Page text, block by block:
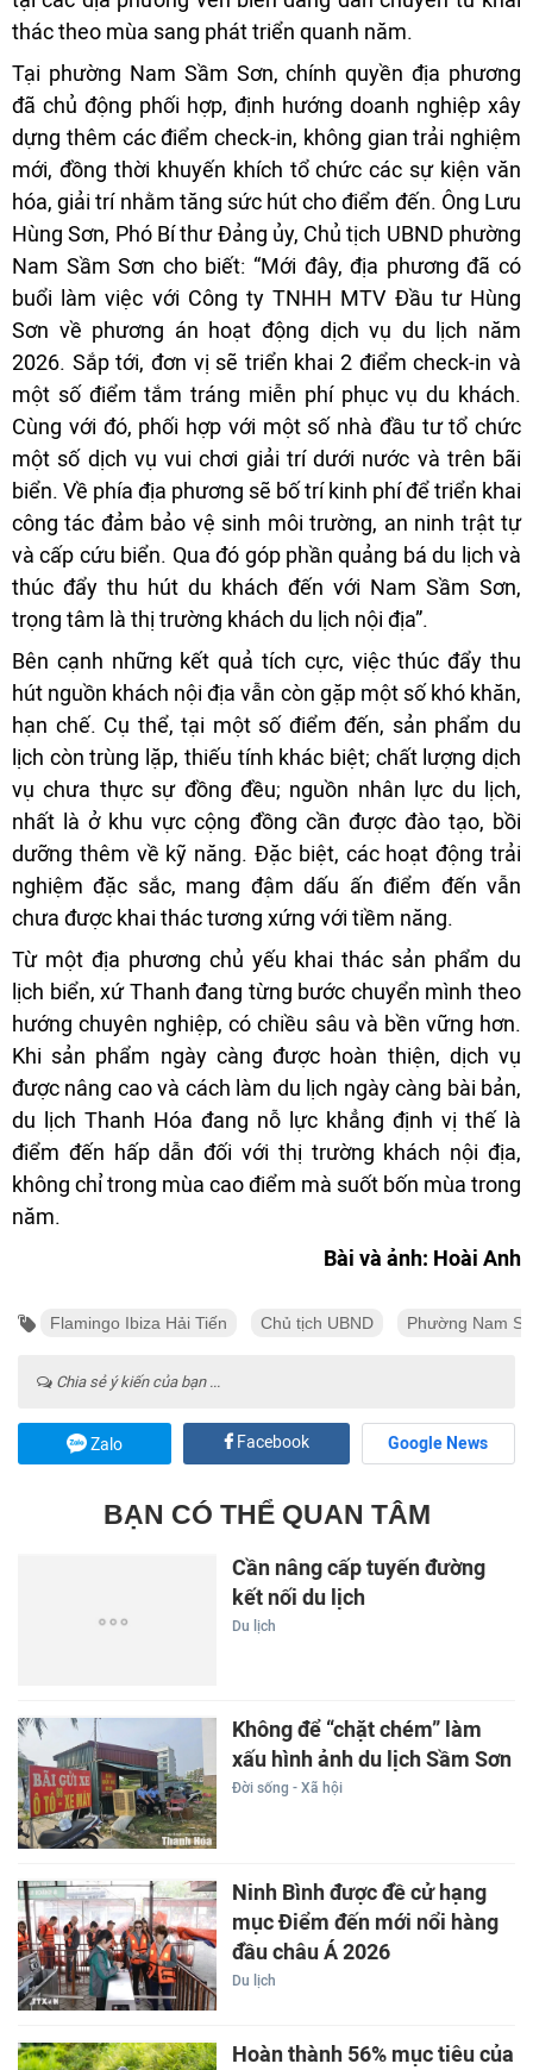
thác theo mùa sang phát triển quanh năm.
Tại phường Nam Sầm Sơn, chính quyền địa phương
đã chủ động phối hợp, định hướng doanh nghiệp xây
dựng thêm các điểm check-in, không gian trải nghiệm
mới, đồng thời khuyến khích tổ chức các sự kiện văn
hóa, giải trí nhằm tăng sức hút cho điểm đến. Ông Lưu
Hùng Sơn, Phó Bí thư Đảng ủy, Chủ tịch UBND phường
Nam Sầm Sơn cho biết: “Mới đây, địa phương đã có
buổi làm việc với Công ty TNHH MTV Đầu tư Hùng
Sơn về phương án hoạt động dịch vụ du lịch năm
2026. Sắp tới, đơn vị sẽ triển khai 2 điểm check-in và
một số điểm tắm tráng miễn phí phục vụ du khách.
Cùng với đó, phối hợp với một số nhà đầu tư tổ chức
một số dịch vụ vui chơi giải trí dưới nước và trên bãi
biển. Về phía địa phương sẽ bố trí kinh phí để triển khai
công tác đảm bảo vệ sinh môi trường, an ninh trật tự
và cấp cứu biển. Qua đó góp phần quảng bá du lịch và
thúc đẩy thu hút du khách đến với Nam Sầm Sơn,
trọng tâm là thị trường khách du lịch nội địa”.
Bên cạnh những kết quả tích cực, việc thúc đẩy thu
hút nguồn khách nội địa vẫn còn gặp một số khó khăn,
hạn chế. Cụ thể, tại một số điểm đến, sản phẩm du
lịch còn trùng lặp, thiếu tính khác biệt; chất lượng dịch
vụ chưa thực sự đồng đều; nguồn nhân lực du lịch,
nhất là ở khu vực cộng đồng cần được đào tạo, bồi
dưỡng thêm về kỹ năng. Đặc biệt, các hoạt động trải
nghiệm đặc sắc, mang đậm dấu ấn điểm đến vẫn
chưa được khai thác tương xứng với tiềm năng.
Từ một địa phương chủ yếu khai thác sản phẩm du
lịch biển, xứ Thanh đang từng bước chuyển mình theo
hướng chuyên nghiệp, có chiều sâu và bền vững hơn.
Khi sản phẩm ngày càng được hoàn thiện, dịch vụ
được nâng cao và cách làm du lịch ngày càng bài bản,
du lịch Thanh Hóa đang nỗ lực khẳng định vị thế là
điểm đến hấp dẫn đối với thị trường khách nội địa,
không chỉ trong mùa cao điểm mà suốt bốn mùa trong
năm.
Bài và ảnh: Hoài Anh
Flamingo Ibiza Hải Tiến Chủ tịch UBND Phường Nam
Chia sẻ ý kiến của bạn ...
Zalo Facebook Google News
BẠN CÓ THỂ QUAN TÂM
Cần nâng cấp tuyến đường
kết nối du lịch
Du lịch
Không để “chặt chém” làm
xấu hình ảnh du lịch Sầm Sơn
Đời sống - Xã hội
Ninh Bình được đề cử hạng
mục Điểm đến mới nổi hàng
đầu châu Á 2026
Du lịch
Hoàn thành 56% mục tiêu của